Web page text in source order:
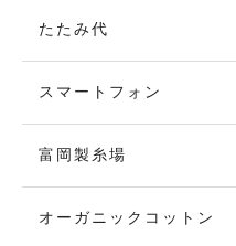
たたみ代
スマートフォン
富岡製糸場
オーガニックコットン